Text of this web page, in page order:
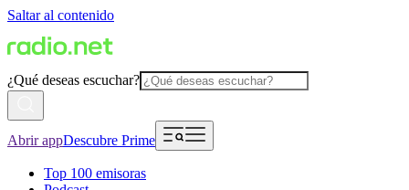
Saltar al contenido
¿Qué deseas escuchar?
Abrir appDescubre Prime
Top 100 emisoras